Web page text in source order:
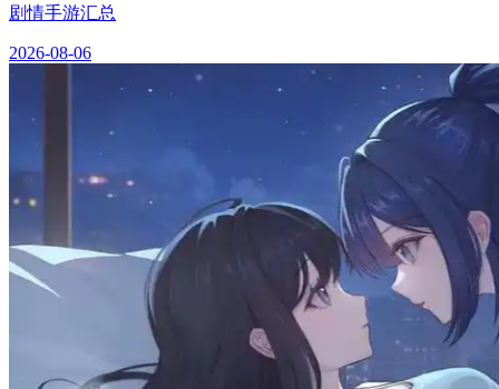
剧情手游汇总
2026-08-06